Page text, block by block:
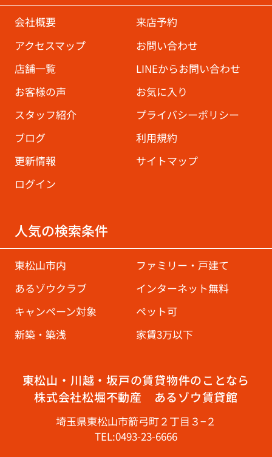
会社概要
来店予約
アクセスマップ
お問い合わせ
店舗一覧
LINEからお問い合わせ
お客様の声
お気に入り
スタッフ紹介
プライバシーポリシー
ブログ
利用規約
更新情報
サイトマップ
ログイン
人気の検索条件
東松山市内
ファミリー・戸建て
あるゾウクラブ
インターネット無料
キャンペーン対象
ペット可
新築・築浅
家賃3万以下
東松山・川越・坂戸の賃貸物件のことなら
株式会社松堀不動産 あるゾウ賃貸館
埼玉県東松山市箭弓町２丁目３−２
TEL:0493-23-6666